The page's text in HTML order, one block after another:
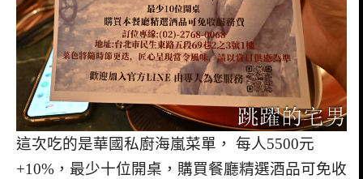
這次吃的是華國私廚海嵐菜單， 每人5500元
+10%，最少十位開桌，購買餐廳精選酒品可免收